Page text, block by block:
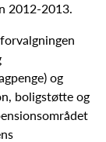
2012-2013.
og
boligstøtte og